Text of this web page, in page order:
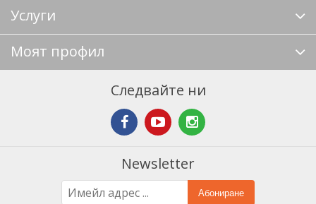
Услуги
Моят профил
Следвайте ни
Newsletter
Абониране